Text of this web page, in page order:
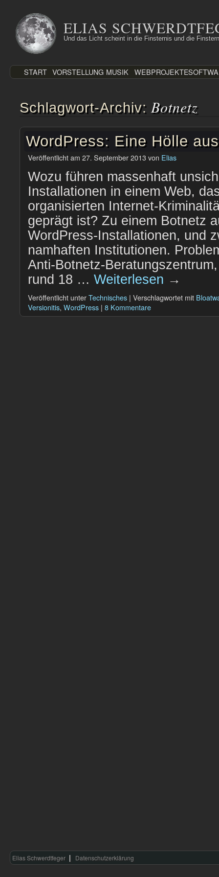
Inhalt
springen
ELIAS
Und das Licht scheint in die Finsternis und die
START VORSTELLUNG MUSIK WEBPROJEKTE
Schlagwort-Archiv: Botnetz
WordPress: Eine Hölle
Veröffentlicht am 27. September 2013von Elias
Wozu führen massenhaft
Installationen in einem Web,
organisierten Internet-
geprägt ist? Zu einem Botnetz
WordPress-Installationen, und
namhaften Institutionen.
Anti-Botnetz-
rund 18 … Weiterlesen →
Veröffentlicht unterTechnisches | Verschlagwortet mit
Versionitis, WordPress | 8 Kommentare
Elias Schwerdtfeger Datenschutzerklärung